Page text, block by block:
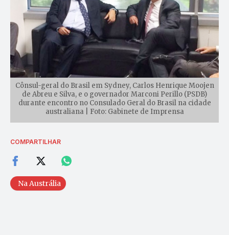
Cônsul-geral do Brasil em Sydney, Carlos Henrique Moojen
de Abreu e Silva, e o governador Marconi Perillo (PSDB)
durante encontro no Consulado Geral do Brasil na cidade
australiana | Foto: Gabinete de Imprensa
COMPARTILHAR
Na Austrália